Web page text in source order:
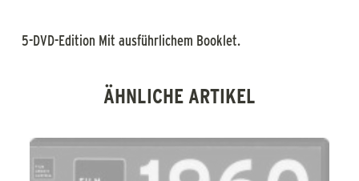
5-DVD-Edition Mit ausführlichem Booklet.
ÄHNLICHE ARTIKEL